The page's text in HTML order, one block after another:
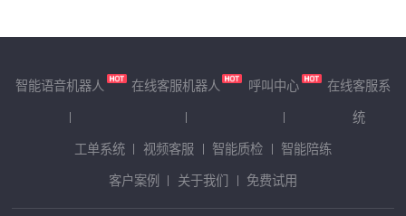
智能语音机器人 在线客服机器人 呼叫中心
在线客服系
统
工单系统
视频客服 智能质检
智能陪练
客户案例
关于我们 免费试用